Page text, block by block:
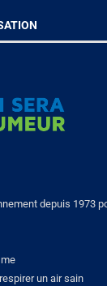
depuis 1973
un air sain